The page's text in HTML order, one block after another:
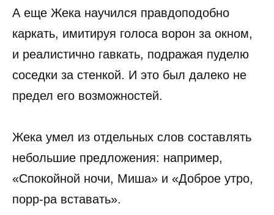
А еще Жека научился правдоподобно
каркать, имитируя голоса ворон за окном,
и реалистично гавкать, подражая пуделю
соседки за стенкой. И это был далеко не
предел его возможностей.
Жека умел из отдельных слов составлять
небольшие предложения: например,
«Спокойной ночи, Миша» и «Доброе утро,
порр-ра вставать».